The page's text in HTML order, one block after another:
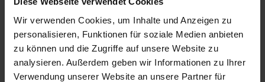
Wir verwenden Cookies, um Inhalte und Anzeigen zu
personalisieren, Funktionen für soziale Medien anbieten
zu können und die Zugriffe auf unsere Website zu
analysieren. Außerdem geben wir Informationen zu Ihrer
Verwendung unserer Website an unsere Partner für
Gran Canaria (Kanaren)
Bull Costa Canaria & Spa - Adults
Only